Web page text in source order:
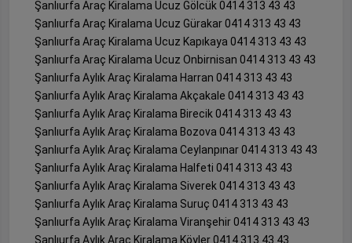
Şanlıurfa Araç Kiralama Ucuz Gölcük 0414 313 43 43
Şanlıurfa Araç Kiralama Ucuz Gürakar 0414 313 43 43
Şanlıurfa Araç Kiralama Ucuz Kapıkaya 0414 313 43 43
Şanlıurfa Araç Kiralama Ucuz Onbirnisan 0414 313 43 43
Şanlıurfa Aylık Araç Kiralama Harran 0414 313 43 43
Şanlıurfa Aylık Araç Kiralama Akçakale 0414 313 43 43
Şanlıurfa Aylık Araç Kiralama Birecik 0414 313 43 43
Şanlıurfa Aylık Araç Kiralama Bozova 0414 313 43 43
Şanlıurfa Aylık Araç Kiralama Ceylanpınar 0414 313 43 43
Şanlıurfa Aylık Araç Kiralama Halfeti 0414 313 43 43
Şanlıurfa Aylık Araç Kiralama Siverek 0414 313 43 43
Şanlıurfa Aylık Araç Kiralama Suruç 0414 313 43 43
Şanlıurfa Aylık Araç Kiralama Viranşehir 0414 313 43 43
Şanlıurfa Aylık Araç Kiralama Köyler 0414 313 43 43